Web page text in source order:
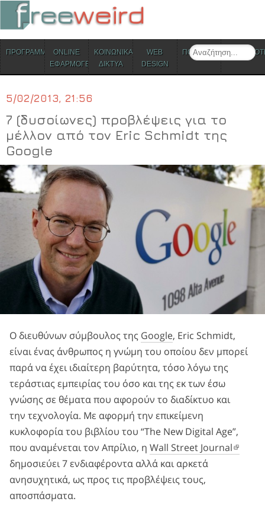
Search
Skip to content
ΠΡΟΓΡΑΜΜΑΤΑONLINE
ΕΦΑΡΜΟΓΕΣ
ΚΟΙΝΩΝΙΚΑ
ΔΙΚΤΥΑ
WEB
DESIGN
ΠΟΛΙΤΙΣΜΟΣ
5/02/2013, 21:56
7 (δυσοίωνες) προβλέψεις για το
μέλλον από τον Eric Schmidt της
Google
Ο διευθύνων σύμβουλος της Google, Eric Schmidt,
είναι ένας άνθρωπος η γνώμη του οποίου δεν μπορεί
παρά να έχει ιδιαίτερη βαρύτητα, τόσο λόγω της
τεράστιας εμπειρίας του όσο και της εκ των έσω
γνώσης σε θέματα που αφορούν το διαδίκτυο και
την τεχνολογία. Με αφορμή την επικείμενη
κυκλοφορία του βιβλίου του “The New Digital Age”,
που αναμένεται τον Απρίλιο, η Wall Street Journal
δημοσιεύει 7 ενδιαφέροντα αλλά και αρκετά
ανησυχητικά, ως προς τις προβλέψεις τους,
αποσπάσματα.